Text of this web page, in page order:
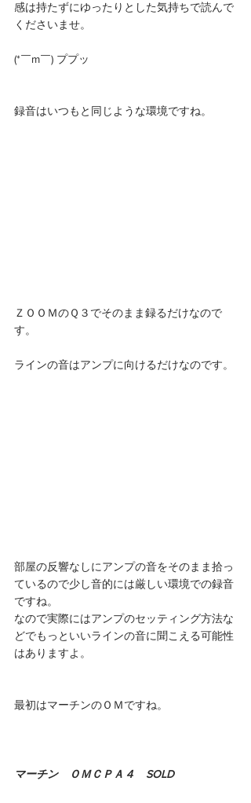
感は持たずにゆったりとした気持ちで読んで
くださいませ。
(*￣m￣) ププッ
録音はいつもと同じような環境ですね。
ＺＯＯＭのＱ３でそのまま録るだけなので
す。
ラインの音はアンプに向けるだけなのです。
部屋の反響なしにアンプの音をそのまま拾っ
ているので少し音的には厳しい環境での録音
ですね。
なので実際にはアンプのセッティング方法な
どでもっといいラインの音に聞こえる可能性
はありますよ。
最初はマーチンのＯＭですね。
マーチン　ＯＭＣＰＡ４　SOLD